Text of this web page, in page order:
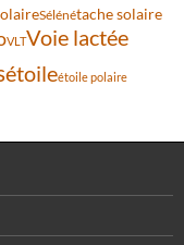
Sélénétache solaire
VLTVoie lactée
étoileétoile polaire